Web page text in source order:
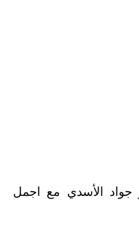
جواد الأسدي مع اجمل